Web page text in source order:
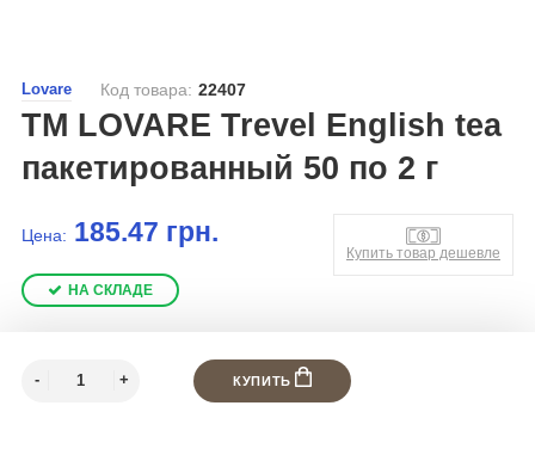
Lovare Код товара: 22407
ТМ LOVARE Trevel English tea
пакетированный 50 по 2 г
Цена: 185.47 грн.
Купить товар дешевле
НА СКЛАДЕ
КУПИТЬ